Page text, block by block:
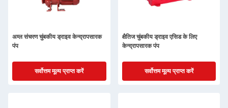
अम्ल संचरण चुंबकीय ड्राइव केन्द्रापसारक
पंप
सर्वोत्तम मूल्य प्राप्त करें
क्षैतिज चुंबकीय ड्राइव एसिड के लिए
केन्द्रापसारक पंप
सर्वोत्तम मूल्य प्राप्त करें